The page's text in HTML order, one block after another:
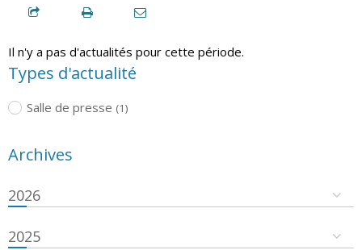
Il n'y a pas d'actualités pour cette période.
Types d'actualité
Salle de presse (1)
Archives
2026
2025